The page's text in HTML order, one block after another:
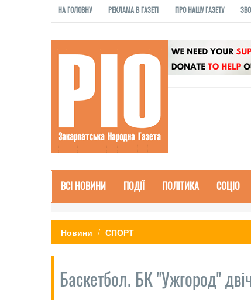
НА ГОЛОВНУ РЕКЛАМА В ГАЗЕТІ ПРО НАШУ ГАЗЕТУ
ВСІ НОВИНИ ПОДІЇ ПОЛІТИКА СОЦІО
Новини СПОРТ
Баскетбол. БК "Ужгород"